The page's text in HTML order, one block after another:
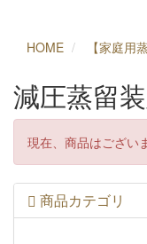
HOME 【家庭用
減圧蒸留
現在、商品はござい
商品カテゴリ